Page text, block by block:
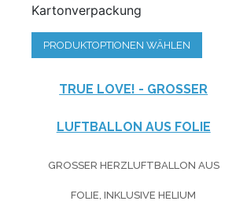
Kartonverpackung
PRODUKTOPTIONEN WÄHLEN
TRUE LOVE! - GROSSER L
UFTBALLON AUS FOLIE
GROSSER HERZLUFTBALLON AUS F
OLIE, INKLUSIVE HELIUM